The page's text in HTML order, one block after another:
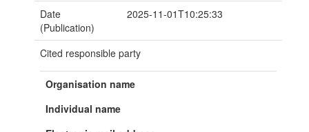
Date
(Publication)
2025-11-01T10:25:33
Cited responsible party
Organisation name
Individual name